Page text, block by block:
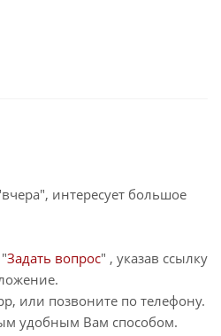
интересует большое
Задать вопрос" , указав ссылку
или позвоните по телефону.
удобным Вам способом.